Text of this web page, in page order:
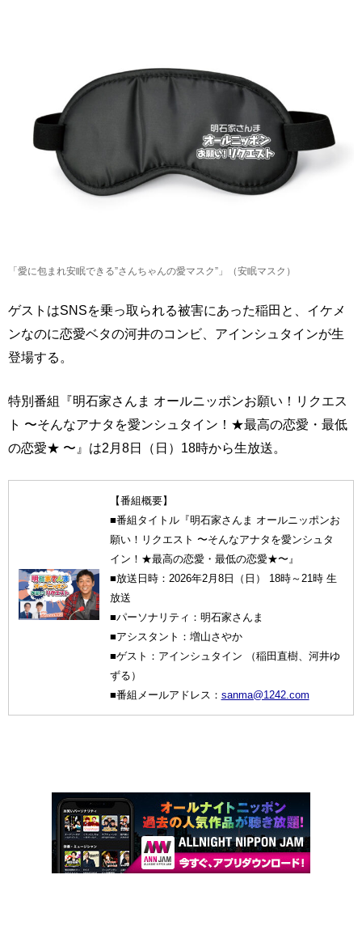
「愛に包まれ安眠できる”さんちゃんの愛マスク”」（安眠マスク）
ゲストはSNSを乗っ取られる被害にあった稲田と、イケメ
ンなのに恋愛ベタの河井のコンビ、アインシュタインが生
登場する。
特別番組『明石家さんま オールニッポンお願い！リクエス
ト 〜そんなアナタを愛ンシュタイン！★最高の恋愛・最低
の恋愛★ 〜』は2月8日（日）18時から生放送。
【番組概要】
■番組タイトル『明石家さんま オールニッポンお
願い！リクエスト 〜そんなアナタを愛ンシュタ
イン！★最高の恋愛・最低の恋愛★〜』
■放送日時：2026年2月8日（日） 18時～21時 生
放送
■パーソナリティ：明石家さんま
■アシスタント：増山さやか
■ゲスト：アインシュタイン （稲田直樹、河井ゆ
ずる）
■番組メールアドレス： sanma@1242.com